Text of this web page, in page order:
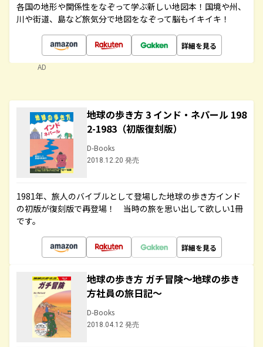
各国の地形や関係性をなぞって学ぶ新しい地図本！国境や州、
川や街道、島など旅気分で地図をなぞって脳もイキイキ！
詳細を見る
AD
地球の歩き方 3 インド・ネパール 198
2-1983（初版復刻版）
D-Books
2018.12.20 発売
1981年、旅人のバイブルとして登場した地球の歩き方インド
の初版が復刻版で再登場！ 当時の旅を思い出して欲しい1冊
です。
詳細を見る
地球の歩き方 ガチ冒険～地球の歩き
方社員の旅日記～
D-Books
2018.04.12 発売